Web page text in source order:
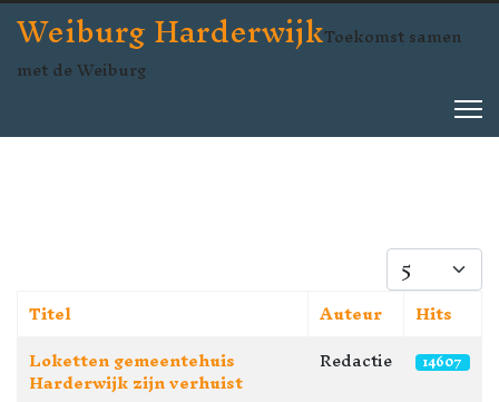
Weiburg HarderwijkToekomst samen
met de Weiburg
Toon #
Artikelen
Titel Auteur
Hits
Loketten gemeentehuis
Harderwijk zijn verhuist
Redactie 14607